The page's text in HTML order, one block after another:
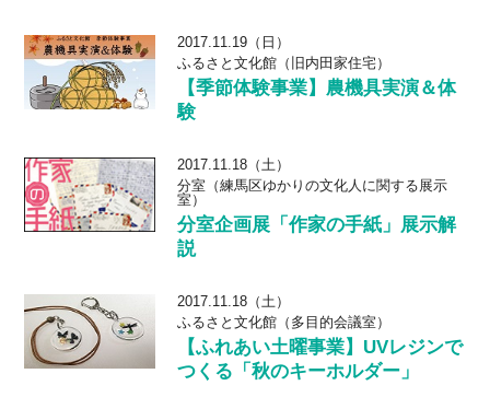
2017.11.19（日）
ふるさと文化館（旧内田家住宅）
【季節体験事業】農機具実演＆体
験
2017.11.18（土）
分室（練馬区ゆかりの文化人に関する展示
室）
分室企画展「作家の手紙」展示解
説
2017.11.18（土）
ふるさと文化館（多目的会議室）
【ふれあい土曜事業】UVレジンで
つくる「秋のキーホルダー」